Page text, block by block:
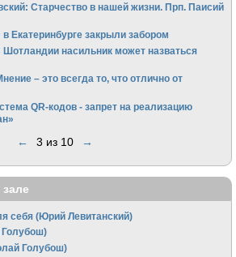
Старчество в нашей жизни. Прп. Паисий
Екатеринбурге закрыли забором
насильник может назваться
– это всегда то, что отлично от
QR-кодов - запрет на реализацию
← 3 из 10 →
себя (Юрий Левитанский)
Голубош)
Голубош)